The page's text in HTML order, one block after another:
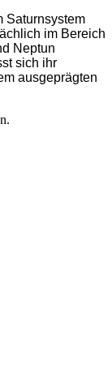
Saturnsystem
im Bereich
Neptun
sich ihr
ausgeprägten